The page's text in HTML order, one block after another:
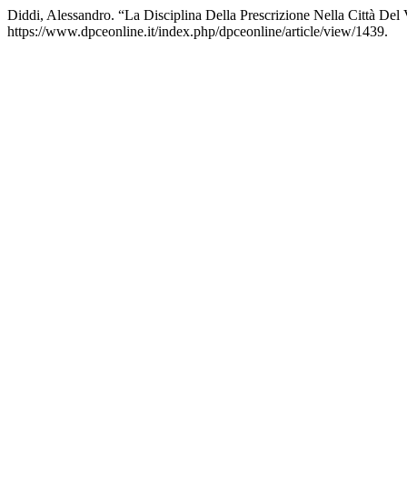
Diddi, Alessandro. “La Disciplina Della Prescrizione Nella Città Del
https://www.dpceonline.it/index.php/dpceonline/article/view/1439.